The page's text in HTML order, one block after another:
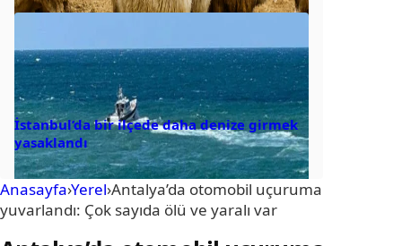
İstanbul’da bir ilçede daha denize girmek
yasaklandı
Anasayfa›Yerel›Antalya’da otomobil uçuruma
yuvarlandı: Çok sayıda ölü ve yaralı var